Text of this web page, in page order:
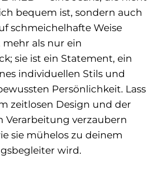
bequem ist, sondern auch
schmeichelhafte Weise
mehr als nur ein
sie ist ein Statement, ein
individuellen Stils und
Persönlichkeit. Lass
zeitlosen Design und der
Verarbeitung verzaubern
sie mühelos zu deinem
wird.